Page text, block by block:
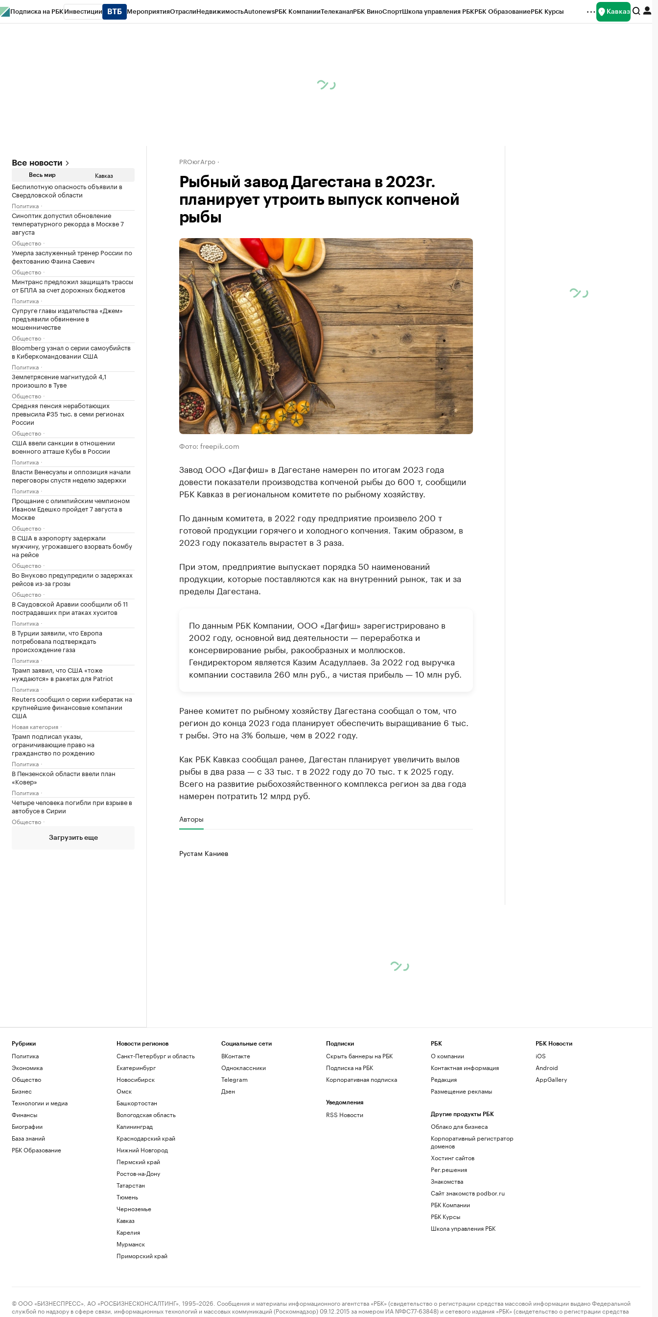
Подписка на РБК Инвестиции МероприятияОтраслиНедвижимостьAutonewsРБК КомпанииТелеканалРБК ВиноСпортШкола управления РБКРБК ОбразованиеРБК Курсы Кавказ
Все новости
Весь мир Кавказ
Беспилотную опасность объявили в
Свердловской области
Политика
Синоптик допустил обновление
температурного рекорда в Москве 7
августа
Общество
Умерла заслуженный тренер России по
фехтованию Фаина Саевич
Общество
Минтранс предложил защищать трассы
от БПЛА за счет дорожных бюджетов
Политика
Супруге главы издательства «Джем»
предъявили обвинение в
мошенничестве
Общество
Bloomberg узнал о серии самоубийств
в Киберкомандовании США
Политика
Землетрясение магнитудой 4,1
произошло в Туве
Общество
Средняя пенсия неработающих
превысила ₽35 тыс. в семи регионах
России
Общество
США ввели санкции в отношении
военного атташе Кубы в России
Политика
Власти Венесуэлы и оппозиция начали
переговоры спустя неделю задержки
Политика
Прощание с олимпийским чемпионом
Иваном Едешко пройдет 7 августа в
Москве
Общество
В США в аэропорту задержали
мужчину, угрожавшего взорвать бомбу
на рейсе
Общество
Во Внуково предупредили о задержках
рейсов из-за грозы
Общество
В Саудовской Аравии сообщили об 11
пострадавших при атаках хуситов
Политика
В Турции заявили, что Европа
потребовала подтверждать
происхождение газа
Политика
Трамп заявил, что США «тоже
нуждаются» в ракетах для Patriot
Политика
Reuters сообщил о серии кибератак на
крупнейшие финансовые компании
США
Новая категория
Трамп подписал указы,
ограничивающие право на
гражданство по рождению
Политика
В Пензенской области ввели план
«Ковер»
Политика
Четыре человека погибли при взрыве в
автобусе в Сирии
Общество
Загрузить еще
PROюгАгро
Рыбный завод Дагестана в 2023г.
планирует утроить выпуск копченой
рыбы
Фото: freepik.com
Завод ООО «Дагфиш» в Дагестане намерен по итогам 2023 года
довести показатели производства копченой рыбы до 600 т, сообщили
РБК Кавказ в региональном комитете по рыбному хозяйству.
По данным комитета, в 2022 году предприятие произвело 200 т
готовой продукции горячего и холодного копчения. Таким образом, в
2023 году показатель вырастет в 3 раза.
При этом, предприятие выпускает порядка 50 наименований
продукции, которые поставляются как на внутренний рынок, так и за
пределы Дагестана.
По данным РБК Компании, ООО «Дагфиш» зарегистрировано в
2002 году, основной вид деятельности — переработка и
консервирование рыбы, ракообразных и моллюсков.
Гендиректором является Казим Асадуллаев. За 2022 год выручка
компании составила 260 млн руб., а чистая прибыль — 10 млн руб.
Ранее комитет по рыбному хозяйству Дагестана сообщал о том, что
регион до конца 2023 года планирует обеспечить выращивание 6 тыс.
т рыбы. Это на 3% больше, чем в 2022 году.
Как РБК Кавказ сообщал ранее, Дагестан планирует увеличить вылов
рыбы в два раза — с 33 тыс. т в 2022 году до 70 тыс. т к 2025 году.
Всего на развитие рыбохозяйственного комплекса регион за два года
намерен потратить 12 млрд руб.
Авторы
Рустам Каниев
Рубрики
Политика
Экономика
Общество
Бизнес
Технологии и медиа
Финансы
Биографии
База знаний
РБК Образование
Новости регионов
Санкт-Петербург и область
Екатеринбург
Новосибирск
Омск
Башкортостан
Вологодская область
Калининград
Краснодарский край
Нижний Новгород
Пермский край
Ростов-на-Дону
Татарстан
Тюмень
Черноземье
Кавказ
Карелия
Мурманск
Приморский край
Социальные сети
ВКонтакте
Одноклассники
Telegram
Дзен
Подписки
Скрыть баннеры на РБК
Подписка на РБК
Корпоративная подписка
Уведомления
RSS Новости
РБК
О компании
Контактная информация
Редакция
Размещение рекламы
Другие продукты РБК
Облако для бизнеса
Корпоративный регистратор
доменов
Хостинг сайтов
Рег.решения
Знакомства
Сайт знакомств podbor.ru
РБК Компании
РБК Курсы
Школа управления РБК
РБК Новости
iOS
Android
AppGallery
© ООО «БИЗНЕСПРЕСС», АО «РОСБИЗНЕСКОНСАЛТИНГ», 1995–2026. Сообщения и материалы информационного агентства «РБК» (свидетельство о регистрации средства массовой информации выдано Федеральной
службой по надзору в сфере связи, информационных технологий и массовых коммуникаций (Роскомнадзор) 09.12.2015 за номером ИА №ФС77-63848) и сетевого издания «РБК» (свидетельство о регистрации средства